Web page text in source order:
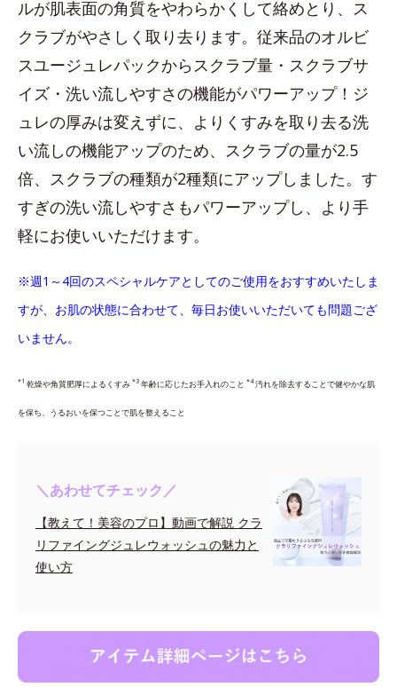
ルが肌表面の角質をやわらかくして絡めとり、ス
クラブがやさしく取り去ります。従来品のオルビ
スユージュレパックからスクラブ量・スクラブサ
イズ・洗い流しやすさの機能がパワーアップ！ジ
ュレの厚みは変えずに、よりくすみを取り去る洗
い流しの機能アップのため、スクラブの量が2.5
倍、スクラブの種類が2種類にアップしました。す
すぎの洗い流しやすさもパワーアップし、より手
軽にお使いいただけます。
※週1～4回のスペシャルケアとしてのご使用をおすすめいたしま
すが、お肌の状態に合わせて、毎日お使いいただいても問題ござ
いません。
*1 乾燥や角質肥厚によるくすみ *3 年齢に応じたお手入れのこと *4汚れを除去することで健やかな肌
を保ち、うるおいを保つことで肌を整えること
＼あわせてチェック／
【教えて！美容のプロ】動画で解説 クラ
リファイングジュレウォッシュの魅力と
使い方